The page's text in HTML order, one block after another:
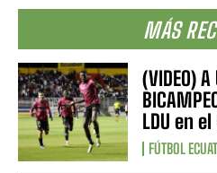
MÁS
(VIDEO) A
LDU en
FÚTBOL